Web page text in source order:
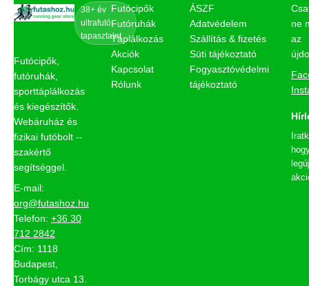
38+ év
ultrafutó
tapasztalat
Futócipők,
futóruhák,
sporttáplálkozás
és kiegészítők.
Webáruház és
fizikai futóbolt --
szakértő
segítséggel.
E-mail:
org@futashoz.hu
Telefon: +36 30
712 2842
Cím: 1118
Budapest,
Torbágy utca 13.
Futócipők
Futóruhák
Táplálkozás
Akciók
Kapcsolat
Rólunk
ÁSZF
Adatvédelem
Szállítás & fizetés
Süti tájékoztató
Fogyasztóvédelmi
tájékoztató
ne
az